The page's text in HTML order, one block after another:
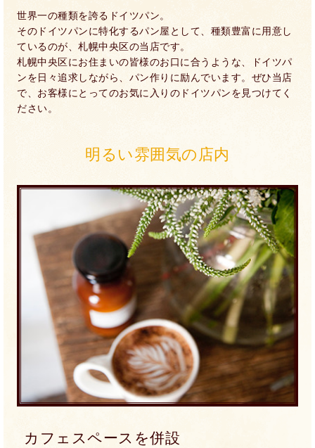
世界一の種類を誇るドイツパン。
そのドイツパンに特化するパン屋として、種類豊富に用意し
ているのが、札幌中央区の当店です。
札幌中央区にお住まいの皆様のお口に合うような、ドイツパ
ンを日々追求しながら、パン作りに励んでいます。ぜひ当店
で、お客様にとってのお気に入りのドイツパンを見つけてく
ださい。
明るい雰囲気の店内
カフェスペースを併設